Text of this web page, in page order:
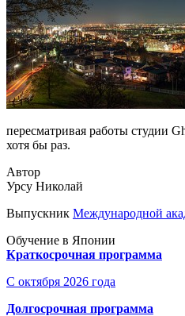
пересматривая работы студии
хотя бы раз.
Автор
Урсу Николай
Выпускник Международной
Обучение в Японии
Краткосрочная программа
С октября 2026 года
Долгосрочная программа